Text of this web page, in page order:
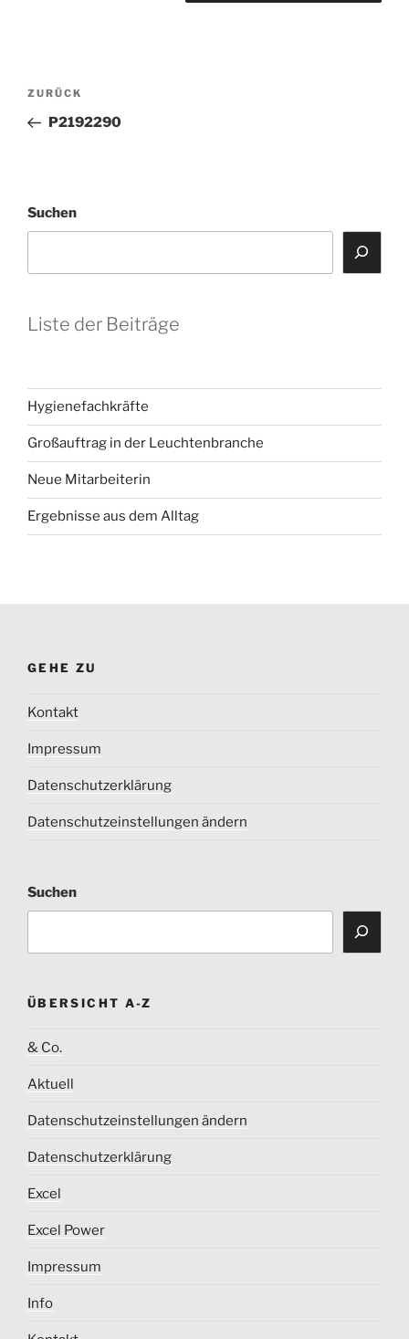
Beitragsnavigation
Vorheriger
Beitrag
ZURÜCK
P2192290
Suchen
Liste der Beiträge
Hygienefachkräfte
Großauftrag in der Leuchtenbranche
Neue Mitarbeiterin
Ergebnisse aus dem Alltag
GEHE ZU
Kontakt
Impressum
Datenschutzerklärung
Datenschutzeinstellungen ändern
Suchen
ÜBERSICHT A-Z
& Co.
Aktuell
Datenschutzeinstellungen ändern
Datenschutzerklärung
Excel
Excel Power
Impressum
Info